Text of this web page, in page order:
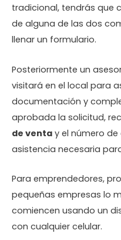
tradicional, tendrás que
de alguna de las dos
llenar un formulario.
Posteriormente un
visitará en el local para
documentación y
aprobada la solicitud,
de venta y el número
asistencia necesaria
Para emprendedores,
pequeñas empresas lo
comiencen usando un
con cualquier celular.